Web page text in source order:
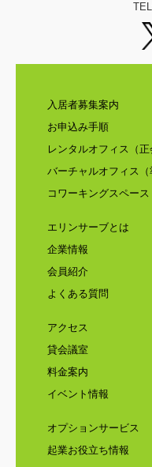
入居者募集案内
お申込み手順
レンタルオフィス（正
バーチャルオフィス（
コワーキングスペース
エリンサーブとは
企業情報
会員紹介
よくある質問
アクセス
貸会議室
料金案内
イベント情報
オプションサービス
起業お役立ち情報